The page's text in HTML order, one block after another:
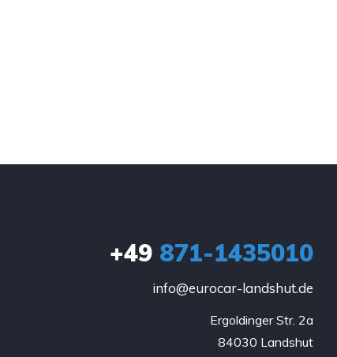
+49871-1435010
info@eurocar-landshut.de
Ergoldinger Str. 2a
84030 Landshut